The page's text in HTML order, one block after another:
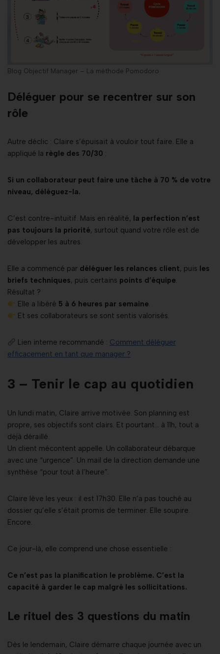
Blog Objectif Manager – La méthode Pomodoro
Déléguer pour se recentrer sur son
rôle
Autre déclic : Claire s’épuisait à vouloir tout faire. Elle a
appliqué la règle des 70/30 :
Si un collaborateur peut faire une tâche à 70 % de votre
niveau, déléguez-la.
C’est contre-intuitif. Mais en réalité, la perfection n’est
pas toujours la priorité, surtout quand votre rôle est de
développer les autres.
Elle a commencé par déléguer les relances client, puis les
briefs techniques, puis certains points d’équipe.
Résultat ?
Elle a libéré 5 à 6 heures par semaine.
Et ses collaborateurs se sont sentis valorisés.
Lien interne recommandé : Comment déléguer
efficacement en tant que manager ?
3 – Tenir le cap au quotidien
Un lundi matin, Claire arrive motivée. Son planning est
propre, ses objectifs sont clairs. Et pourtant… à 11h, tout a
déjà déraillé.
Un client mécontent appelle. Un collaborateur débarque
avec une “urgence”. Un mail de la direction demande une
synthèse “pour tout à l’heure”.
Claire lève les yeux : il est 17h30. Elle n’a pas touché au
dossier qu’elle s’était promis de terminer. Elle soupire.
Encore.
Ce jour-là, elle comprend une chose essentielle :
Ce n’est pas la planification le problème. C’est la
capacité à garder le cap malgré les sollicitations.
Le rituel des 3 questions du matin
Dès le lendemain, Claire démarre chaque journée avec un